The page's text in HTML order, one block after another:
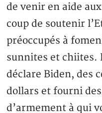
de venir en aide
coup de soutenir
préoccupés à
sunnites et chiites.
déclare Biden, des
dollars et fourni
d’armement à qui